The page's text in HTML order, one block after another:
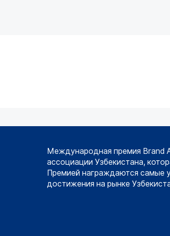
Международная премия Brand
ассоциации Узбекистана,
Премией награждаются самые
достижения на рынке